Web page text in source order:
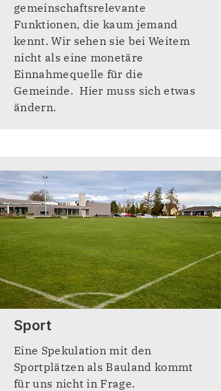
gemeinschaftsrelevante
Funktionen, die kaum jemand
kennt. Wir sehen sie bei Weitem
nicht als eine monetäre
Einnahmequelle für die
Gemeinde. Hier muss sich etwas
ändern.
Sport
Eine Spekulation mit den
Sportplätzen als Bauland kommt
für uns nicht in Frage.